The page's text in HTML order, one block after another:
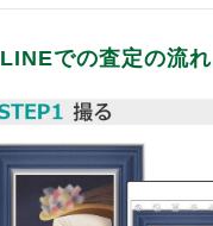
LINEでの査定の流れ